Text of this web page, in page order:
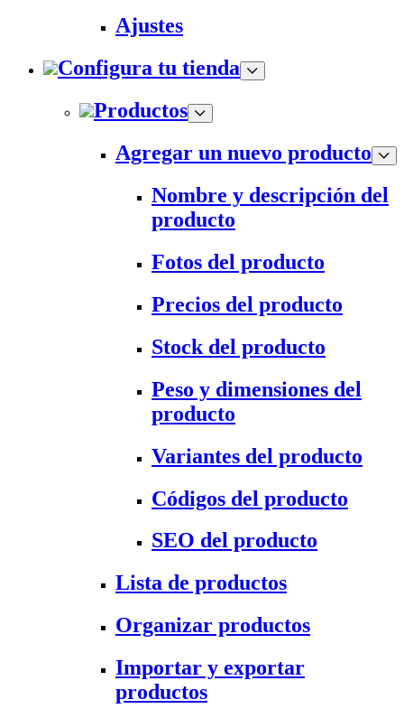
Ajustes
Configura tu tienda
Productos
Agregar un nuevo producto
Nombre y descripción del
producto
Fotos del producto
Precios del producto
Stock del producto
Peso y dimensiones del
producto
Variantes del producto
Códigos del producto
SEO del producto
Lista de productos
Organizar productos
Importar y exportar
productos